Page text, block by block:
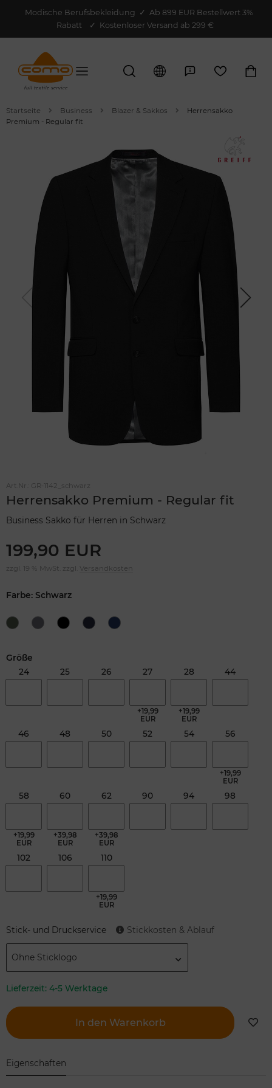
Modische Berufsbekleidung ✓ Ab 899 EUR Bestellwert 3%
Rabatt
✓ Kostenloser Versand ab 299 €
Startseite Business Blazer & Sakkos
Herrensakko
Premium - Regular fit
Next
Art.Nr.: GR-1142_schwarz
Herrensakko Premium - Regular fit
Business Sakko für Herren in Schwarz
199,90 EUR
zzgl. 19 % MwSt. zzgl. Versandkosten
Farbe: Schwarz
Größe
24
25 26 27
+19,99
EUR
28
+19,99
EUR
44
46 48 50 52 54 56
+19,99
EUR
58
+19,99
EUR
60
+39,98
EUR
62
+39,98
EUR
90 94 98
102 106 110
+19,99
EUR
Stick- und Druckservice Stickkosten & Ablauf
Ohne Sticklogo
Lieferzeit: 4-5 Werktage
In den Warenkorb
Eigenschaften